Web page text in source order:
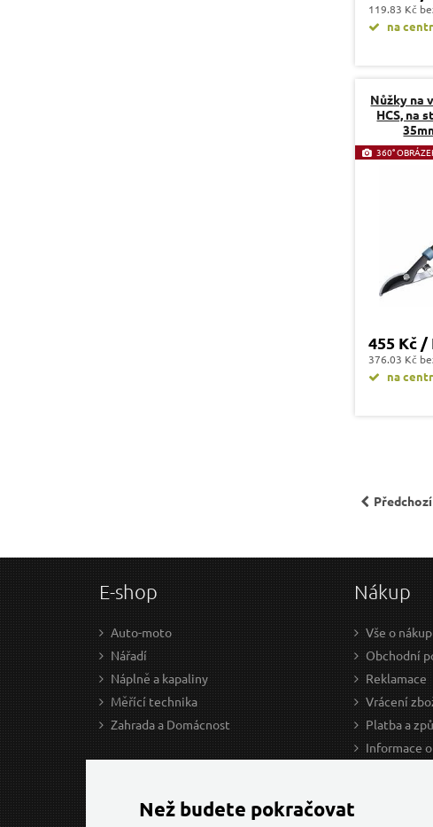
119.83 Kč
na
Nůžky na
HCS, na
360°
455 Kč /
376.03 Kč
na
E-shop
Auto-moto
Nářadí
Náplně a kapaliny
Měřící technika
Zahrada a Domácnost
Nákup
Vše o
Obchodní
Reklamace
Vrácení
Platba a
Informace
Než budete pokračovat